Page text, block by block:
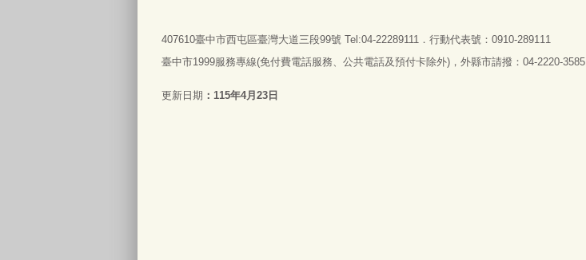
407610臺中市西屯區臺灣大道三段99號 Tel:04-22289111．行動代表號：0910-289111
臺中市1999服務專線(免付費電話服務、公共電話及預付卡除外)，外縣市請撥：04-2220-3585
更新日期 115年4月23日